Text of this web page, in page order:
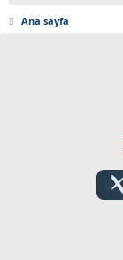
Ana sayfa